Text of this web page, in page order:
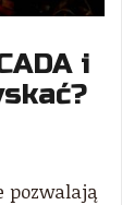
i
pozwalają